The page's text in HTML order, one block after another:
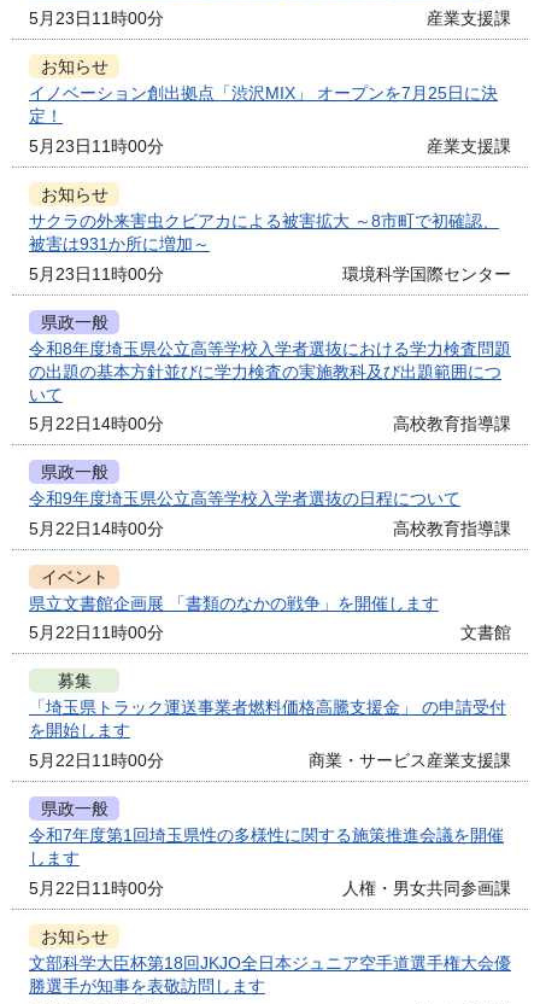
5月23日11時00分
産業支援課
お知らせ
イノベーション創出拠点「渋沢MIX」 オープンを7月25日に決
定！
5月23日11時00分
産業支援課
お知らせ
サクラの外来害虫クビアカによる被害拡大 ～8市町で初確認、
被害は931か所に増加～
5月23日11時00分
環境科学国際センター
県政一般
令和8年度埼玉県公立高等学校入学者選抜における学力検査問題
の出題の基本方針並びに学力検査の実施教科及び出題範囲につ
いて
5月22日14時00分
高校教育指導課
県政一般
令和9年度埼玉県公立高等学校入学者選抜の日程について
5月22日14時00分
高校教育指導課
イベント
県立文書館企画展 「書類のなかの戦争」を開催します
5月22日11時00分
文書館
募集
「埼玉県トラック運送事業者燃料価格高騰支援金」 の申請受付
を開始します
5月22日11時00分
商業・サービス産業支援課
県政一般
令和7年度第1回埼玉県性の多様性に関する施策推進会議を開催
します
5月22日11時00分
人権・男女共同参画課
お知らせ
文部科学大臣杯第18回JKJO全日本ジュニア空手道選手権大会優
勝選手が知事を表敬訪問します